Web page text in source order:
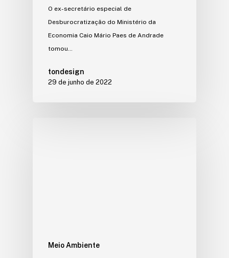
O ex-secretário especial de
Desburocratização do Ministério da
Economia Caio Mário Paes de Andrade
tomou…
tondesign
29 de junho de 2022
Meio Ambiente